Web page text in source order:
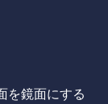
を鏡面にする